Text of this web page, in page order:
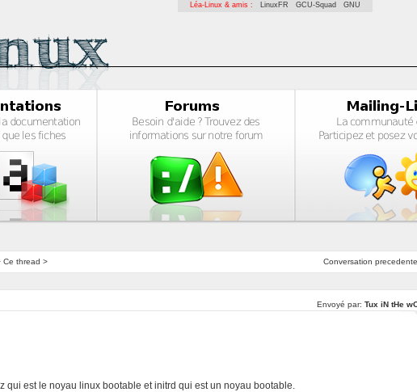
Léa-Linux & amis : LinuxFR GCU-Squad GNU
Conversation precedente
thread >
Envoyé par: Tux iN tHe
qui est le noyau linux bootable et initrd qui est un noyau bootable.